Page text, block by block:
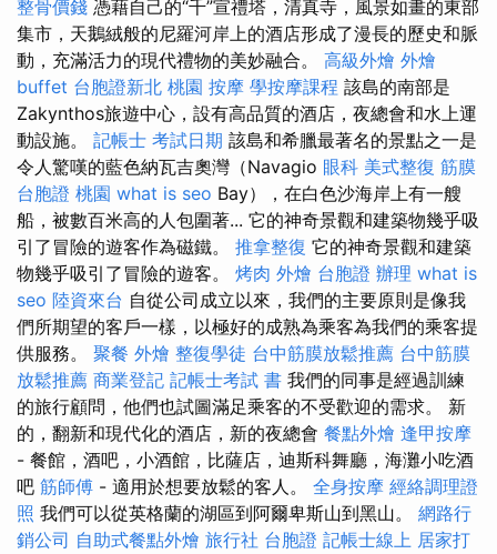
整骨價錢 憑藉自己的“千”宣禮塔，清真寺，風景如畫的東部
集市，天鵝絨般的尼羅河岸上的酒店形成了漫長的歷史和脈
動，充滿活力的現代禮物的美妙融合。 高級外燴 外燴
buffet 台胞證新北 桃園 按摩 學按摩課程 該島的南部是
Zakynthos旅遊中心，設有高品質的酒店，夜總會和水上運
動設施。 記帳士 考試日期 該島和希臘最著名的景點之一是
令人驚嘆的藍色納瓦吉奧灣（Navagio 眼科 美式整復 筋膜
台胞證 桃園 what is seo Bay），在白色沙海岸上有一艘
船，被數百米高的人包圍著... 它的神奇景觀和建築物幾乎吸
引了冒險的遊客作為磁鐵。 推拿整復 它的神奇景觀和建築
物幾乎吸引了冒險的遊客。 烤肉 外燴 台胞證 辦理 what is
seo 陸資來台 自從公司成立以來，我們的主要原則是像我
們所期望的客戶一樣，以極好的成熟為乘客為我們的乘客提
供服務。 聚餐 外燴 整復學徒 台中筋膜放鬆推薦 台中筋膜
放鬆推薦 商業登記 記帳士考試 書 我們的同事是經過訓練
的旅行顧問，他們也試圖滿足乘客的不受歡迎的需求。 新
的，翻新和現代化的酒店，新的夜總會 餐點外燴 逢甲按摩
- 餐館，酒吧，小酒館，比薩店，迪斯科舞廳，海灘小吃酒
吧 筋師傅 - 適用於想要放鬆的客人。 全身按摩 經絡調理證
照 我們可以從英格蘭的湖區到阿爾卑斯山到黑山。 網路行
銷公司 自助式餐點外燴 旅行社 台胞證 記帳士線上 居家打